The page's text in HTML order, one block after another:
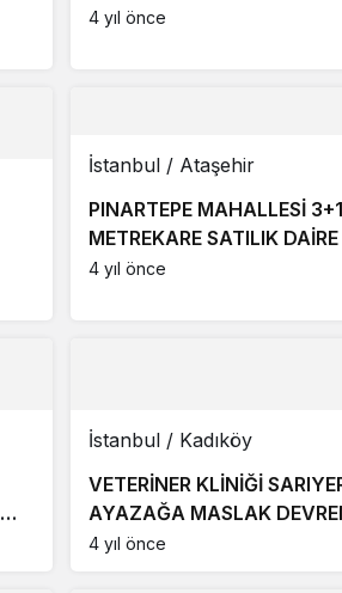
4 yıl önce
İstanbul / Ataşehir
PINARTEPE MAHALLESİ
METREKARE SATILIK DAİRE
4 yıl önce
İstanbul / Kadıköy
VETERİNER KLİNİĞİ
AYAZAĞA MASLAK
KİRALIK
4 yıl önce